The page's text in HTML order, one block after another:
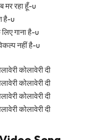
मर रहा हूँ-u
है-u
गाना है-u
नहीं है-u
कोलावेरी दी
कोलावेरी दी
कोलावेरी दी
कोलावेरी दी